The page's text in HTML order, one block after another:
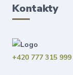
Kontakty
+420 777 315 999